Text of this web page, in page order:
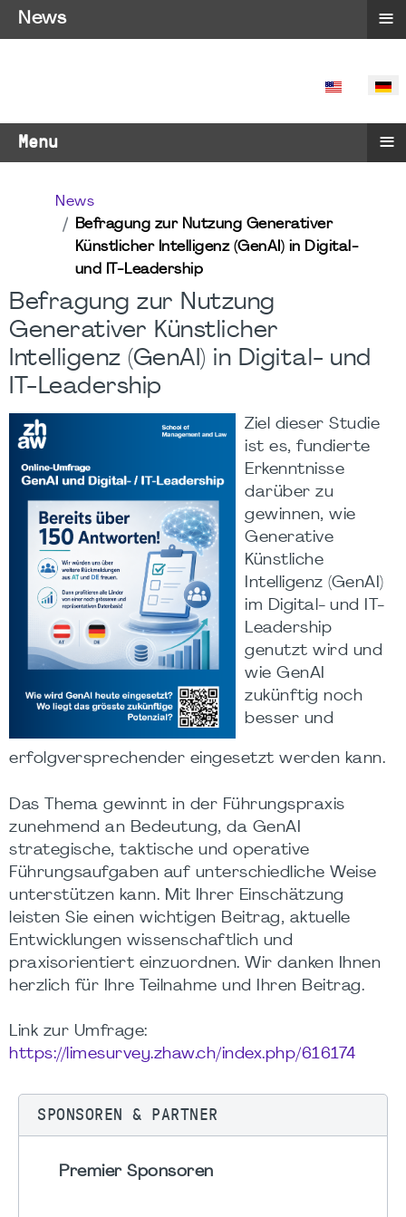
SPRACHE
Menu ≡
News
Befragung zur Nutzung Generativer
Künstlicher Intelligenz (GenAI) in Digital-
und IT-Leadership
Befragung zur Nutzung
Generativer Künstlicher
Intelligenz (GenAI) in Digital- und
IT-Leadership
Ziel dieser Studie
ist es, fundierte
Erkenntnisse
darüber zu
gewinnen, wie
Generative
Künstliche
Intelligenz (GenAI)
im Digital- und IT-
Leadership
genutzt wird und
wie GenAI
zukünftig noch
besser und
erfolgversprechender eingesetzt werden kann.
Das Thema gewinnt in der Führungspraxis
zunehmend an Bedeutung, da GenAI
strategische, taktische und operative
Führungsaufgaben auf unterschiedliche Weise
unterstützen kann. Mit Ihrer Einschätzung
leisten Sie einen wichtigen Beitrag, aktuelle
Entwicklungen wissenschaftlich und
praxisorientiert einzuordnen. Wir danken Ihnen
herzlich für Ihre Teilnahme und Ihren Beitrag.
Link zur Umfrage:
https://limesurvey.zhaw.ch/index.php/616174
SPONSOREN & PARTNER
Premier Sponsoren
News ≡